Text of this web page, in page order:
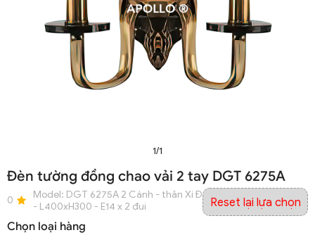
1/1
Đèn tường đồng chao vải 2 tay DGT 6275A
0 Model: DGT 6275A 2 Cánh - thân Xi Đồng đá Đen chao Trắng
- L400xH300 - E14 x 2 đui
Chọn loại hàng
Reset lại lựa chọn